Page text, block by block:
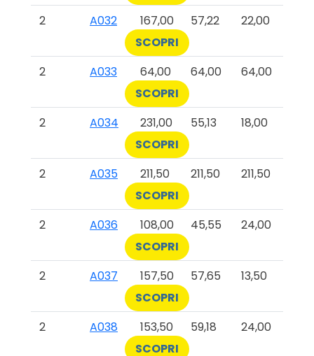
2
A032 167,00 57,22
22,00
SCOPRI
2
A033 64,00 64,00
64,00
SCOPRI
2
A034 231,00 55,13
18,00
SCOPRI
2
A035 211,50 211,50
211,50
SCOPRI
2
A036 108,00 45,55
24,00
SCOPRI
2
A037 157,50 57,65
13,50
SCOPRI
2
A038 153,50 59,18
24,00
SCOPRI